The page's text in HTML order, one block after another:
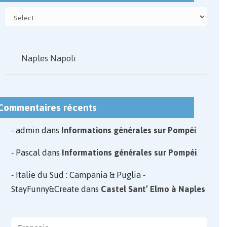
Naples Napoli
récents
admindansInformations générales sur Pompéi
PascaldansInformations générales sur Pompéi
Italie du Sud : Campania & Puglia -
StayFunny&CreatedansCastel Sant’ Elmo à Naples